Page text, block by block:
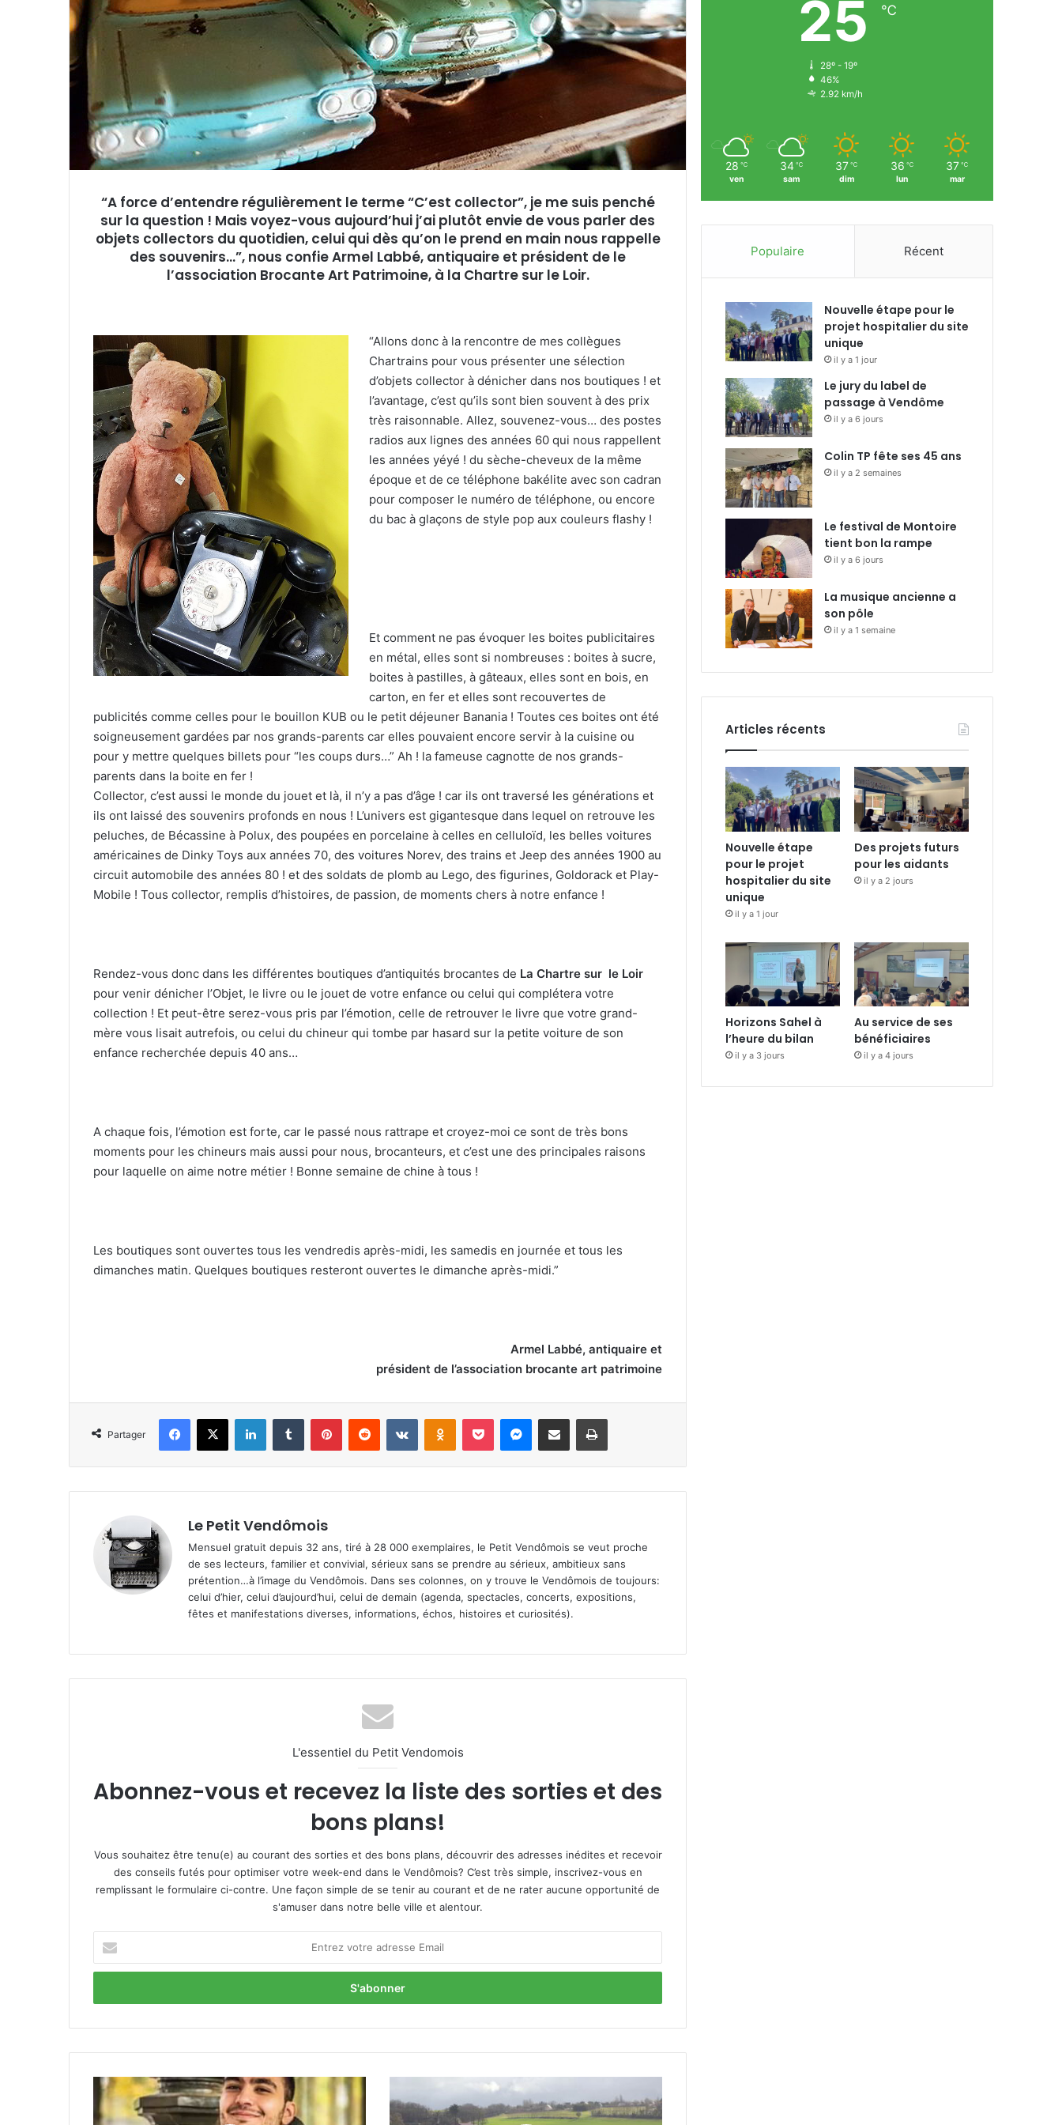
r
“A force d’entendre régulièrement le terme “C’est collector”, je me suis penché
sur la question ! Mais voyez-vous aujourd’hui j’ai plutôt envie de vous parler des
objets collectors du quotidien, celui qui dès qu’on le prend en main nous rappelle
des souvenirs…”, nous confie Armel Labbé, antiquaire et président de le
l’association Brocante Art Patrimoine, à la Chartre sur le Loir.
“Allons donc à la rencontre de mes collègues
Chartrains pour vous présenter une sélection
d’objets collector à dénicher dans nos boutiques ! et
l’avantage, c’est qu’ils sont bien souvent à des prix
très raisonnable. Allez, souvenez-vous… des postes
radios aux lignes des années 60 qui nous rappellent
les années yéyé ! du sèche-cheveux de la même
époque et de ce téléphone bakélite avec son cadran
pour composer le numéro de téléphone, ou encore
du bac à glaçons de style pop aux couleurs flashy !
Et comment ne pas évoquer les boites publicitaires
en métal, elles sont si nombreuses : boites à sucre,
boites à pastilles, à gâteaux, elles sont en bois, en
carton, en fer et elles sont recouvertes de
publicités comme celles pour le bouillon KUB ou le petit déjeuner Banania ! Toutes ces boites ont été
soigneusement gardées par nos grands-parents car elles pouvaient encore servir à la cuisine ou
pour y mettre quelques billets pour “les coups durs…” Ah ! la fameuse cagnotte de nos grands-
parents dans la boite en fer !
Collector, c’est aussi le monde du jouet et là, il n’y a pas d’âge ! car ils ont traversé les générations et
ils ont laissé des souvenirs profonds en nous ! L’univers est gigantesque dans lequel on retrouve les
peluches, de Bécassine à Polux, des poupées en porcelaine à celles en celluloïd, les belles voitures
américaines de Dinky Toys aux années 70, des voitures Norev, des trains et Jeep des années 1900 au
circuit automobile des années 80 ! et des soldats de plomb au Lego, des figurines, Goldorack et Play-
Mobile ! Tous collector, remplis d’histoires, de passion, de moments chers à notre enfance !
Rendez-vous donc dans les différentes boutiques d’antiquités brocantes de La Chartre sur le Loir
pour venir dénicher l’Objet, le livre ou le jouet de votre enfance ou celui qui complétera votre
collection ! Et peut-être serez-vous pris par l’émotion, celle de retrouver le livre que votre grand-
mère vous lisait autrefois, ou celui du chineur qui tombe par hasard sur la petite voiture de son
enfance recherchée depuis 40 ans…
A chaque fois, l’émotion est forte, car le passé nous rattrape et croyez-moi ce sont de très bons
moments pour les chineurs mais aussi pour nous, brocanteurs, et c’est une des principales raisons
pour laquelle on aime notre métier ! Bonne semaine de chine à tous !
Les boutiques sont ouvertes tous les vendredis après-midi, les samedis en journée et tous les
dimanches matin. Quelques boutiques resteront ouvertes le dimanche après-midi.”
Armel Labbé, antiquaire et
président de l’association brocante art patrimoine
Partager
Le Petit Vendômois
Mensuel gratuit depuis 32 ans, tiré à 28 000 exemplaires, le Petit Vendômois se veut proche
de ses lecteurs, familier et convivial, sérieux sans se prendre au sérieux, ambitieux sans
prétention…à l’image du Vendômois. Dans ses colonnes, on y trouve le Vendômois de toujours:
celui d’hier, celui d’aujourd’hui, celui de demain (agenda, spectacles, concerts, expositions,
fêtes et manifestations diverses, informations, échos, histoires et curiosités).
L'essentiel du Petit Vendomois
Abonnez-vous et recevez la liste des sorties et des
bons plans!
Vous souhaitez être tenu(e) au courant des sorties et des bons plans, découvrir des adresses inédites et recevoir
des conseils futés pour optimiser votre week-end dans le Vendômois? C’est très simple, inscrivez-vous en
remplissant le formulaire ci-contre. Une façon simple de se tenir au courant et de ne rater aucune opportunité de
s'amuser dans notre belle ville et alentour.
t
e
o
e
a
.
0
25 ℃
28º - 19º
46%
2.92 km/h
28 ℃
ven
34 ℃
sam
37 ℃
dim
36 ℃
lun
37 ℃
mar
Populaire Récent
Nouvelle étape pour le
projet hospitalier du site
unique
il y a 1 jour
Le jury du label de
passage à Vendôme
il y a 6 jours
Colin TP fête ses 45 ans
il y a 2 semaines
Le festival de Montoire
tient bon la rampe
il y a 6 jours
La musique ancienne a
son pôle
il y a 1 semaine
Articles récents
Nouvelle étape
pour le projet
hospitalier du site
unique
il y a 1 jour
Des projets futurs
pour les aidants
il y a 2 jours
Horizons Sahel à
l’heure du bilan
il y a 3 jours
Au service de ses
bénéficiaires
il y a 4 jours